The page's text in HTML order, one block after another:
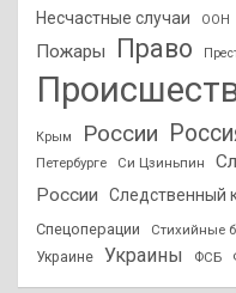
Несчастные случаи ООН
Пожары Право
Крым России
Петербурге
Си Цзиньпин
России
Следственный
Спецоперации Стихийные
Украине Украины ФСБ